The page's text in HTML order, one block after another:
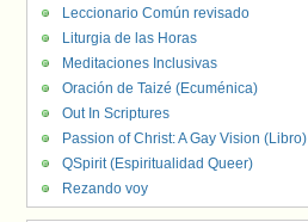
Leccionario Común revisado
Liturgia de las Horas
Meditaciones Inclusivas
Oración de Taizé (Ecuménica)
Out In Scriptures
Passion of Christ: A Gay Vision (Libro)
QSpirit (Espiritualidad Queer)
Rezando voy